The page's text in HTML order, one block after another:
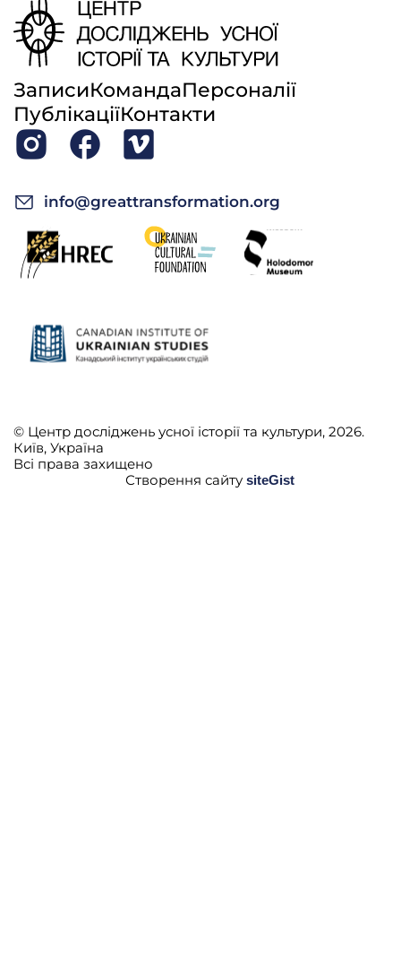
ЗаписиКомандаПерсоналії
ПублікаціїКонтакти
info@greattransformation.org
© Центр досліджень усної історії та культури, 2026.
Київ, Україна
Всі права захищено
Створення сайту siteGist